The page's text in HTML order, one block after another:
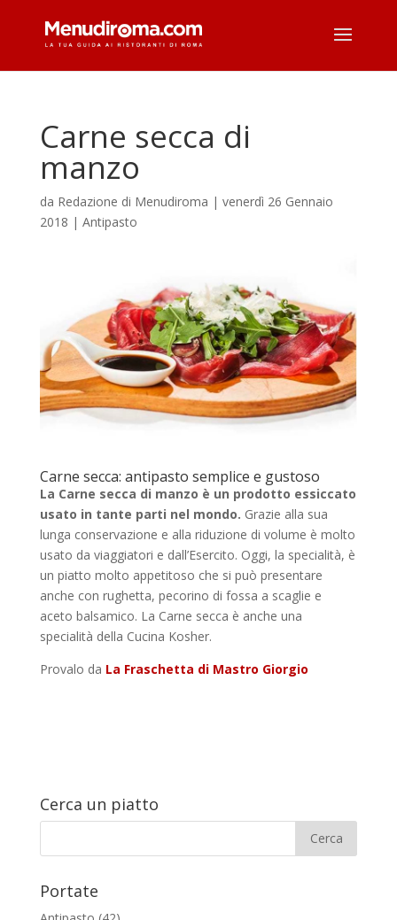
Carne secca di
manzo
da Redazione di Menudiroma | venerdì 26 Gennaio
2018 | Antipasto
Carne secca: antipasto semplice e gustoso
La Carne secca di manzo è un prodotto essiccato
usato in tante parti nel mondo. Grazie alla sua
lunga conservazione e alla riduzione di volume è molto
usato da viaggiatori e dall’Esercito. Oggi, la specialità, è
un piatto molto appetitoso che si può presentare
anche con rughetta, pecorino di fossa a scaglie e
aceto balsamico. La Carne secca è anche una
specialità della Cucina Kosher.
Provalo da La Fraschetta di Mastro Giorgio
Cerca un piatto
Portate